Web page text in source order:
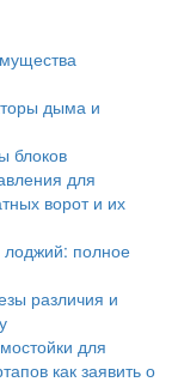
дыма и
блоков
для
ворот и их
лоджий: полное
различия и
для
как заявить о